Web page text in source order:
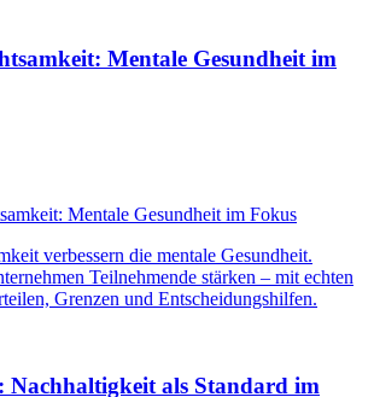
Mentale Gesundheit im
verbessern die mentale Gesundheit.
Teilnehmende stärken – mit echten
Grenzen und Entscheidungshilfen.
Nachhaltigkeit als Standard im